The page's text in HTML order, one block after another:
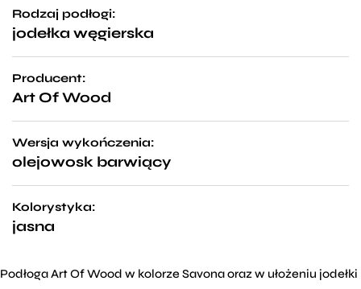
Rodzaj podłogi:
jodełka węgierska
Producent:
Art Of Wood
Wersja wykończenia:
olejowosk barwiący
Kolorystyka:
jasna
Podłoga Art Of Wood w kolorze Savona oraz w ułożeniu jodełki